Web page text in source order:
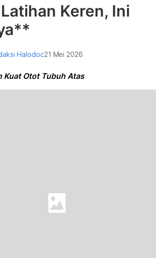
Keren, Ini
Halodoc21 Mei 2026
Kuat Otot Tubuh Atas